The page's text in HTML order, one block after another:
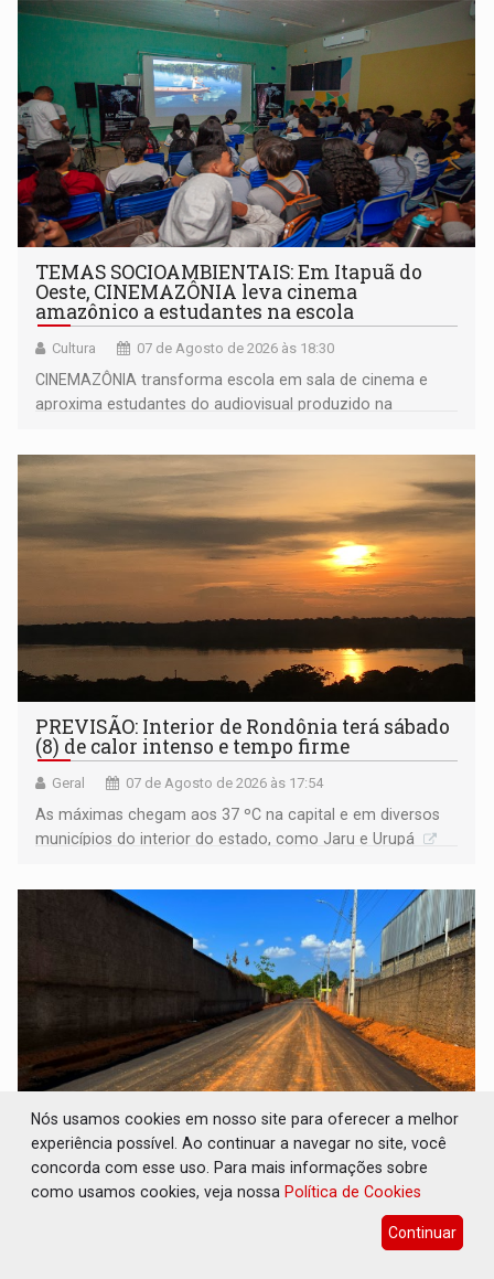
TEMAS SOCIOAMBIENTAIS: Em Itapuã do
Oeste, CINEMAZÔNIA leva cinema
amazônico a estudantes na escola
Cultura 07 de Agosto de 2026 às 18:30
CINEMAZÔNIA transforma escola em sala de cinema e
aproxima estudantes do audiovisual produzido na
PREVISÃO: Interior de Rondônia terá sábado
(8) de calor intenso e tempo firme
Geral 07 de Agosto de 2026 às 17:54
As máximas chegam aos 37 ºC na capital e em diversos
municípios do interior do estado, como Jaru e Urupá
INFRAESTRUTURA: Após quase 30 anos de
espera, asfalto chega ao bairro Nova
Esperança
Nós usamos cookies em nosso site para oferecer a melhor
experiência possível. Ao continuar a navegar no site, você
concorda com esse uso. Para mais informações sobre
como usamos cookies, veja nossa Política de Cookies
Continuar